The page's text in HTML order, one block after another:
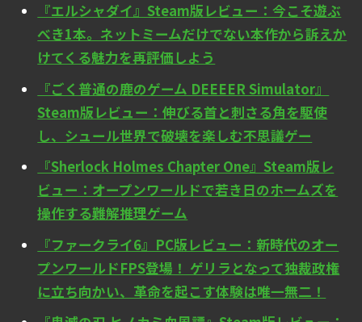
『エルシャダイ』Steam版レビュー：今こそ遊ぶ
べき1本。ネットミームだけでない本作から訴えか
けてくる魅力を再評価しよう
『ごく普通の鹿のゲーム DEEEER Simulator』
Steam版レビュー：伸びる首と刺さる角を駆使
し、シュール世界で破壊を楽しむ不思議ゲー
『Sherlock Holmes Chapter One』Steam版レ
ビュー：オープンワールドで若き日のホームズを
操作する難解推理ゲーム
『ファークライ6』PC版レビュー：新時代のオー
プンワールドFPS登場！ ゲリラとなって独裁政権
に立ち向かい、革命を起こす体験は唯一無二！